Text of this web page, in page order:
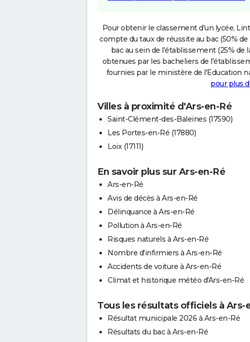
Pour obtenir le classement d'un lycée,
compte du taux de réussite au bac (50%
bac au sein de l'établissement (25% de
obtenues par les bacheliers de
fournies par le ministère de l'Education
pour plus
Villes à proximité d'Ars-en-Ré
Saint-Clément-des-Baleines (17590)
Les Portes-en-Ré (17880)
Loix (17111)
En savoir plus sur Ars-en-Ré
Ars-en-Ré
Avis de décès à Ars-en-Ré
Délinquance à Ars-en-Ré
Pollution à Ars-en-Ré
Risques naturels à Ars-en-Ré
Nombre d'infirmiers à Ars-en-Ré
Accidents de voiture à Ars-en-Ré
Climat et historique météo d'Ars-en-Ré
Tous les résultats officiels à Ars-
Résultat municipale 2026 à Ars-en-Ré
Résultats du bac à Ars-en-Ré